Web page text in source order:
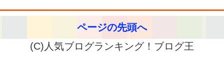
ページの先頭へ
(C)人気ブログランキング！ブログ王